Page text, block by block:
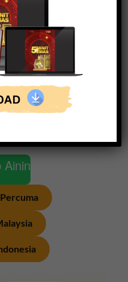
supaya kita dapat
‘peace of mind‘.
langkah demi
emas dan perak.
dan support group
kita di kemudian
Ainin